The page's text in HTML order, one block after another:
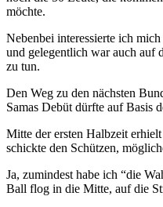
möchte.
Nebenbei interessierte ich
und gelegentlich war auch auf
zu tun.
Den Weg zu den nächsten
Samas Debüt dürfte auf Basis
Mitte der ersten Halbzeit
schickte den Schützen,
Ja, zumindest habe ich “die
Ball flog in die Mitte, auf die